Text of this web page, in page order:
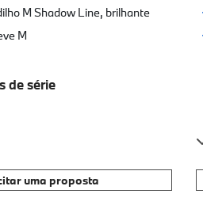
M Shadow Line, brilhante
M
de série
uma proposta